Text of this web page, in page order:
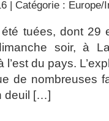
| Catégorie : Europe/
tuées, dont 29
soir, à
du pays.
de nombreuses
deuil […]